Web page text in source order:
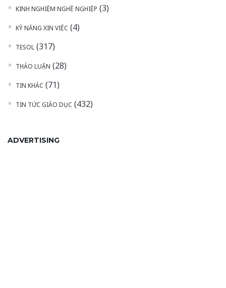
KINH NGHIỆM NGHỀ NGHIỆP (3)
KỸ NĂNG XIN VIỆC (4)
TESOL (317)
THẢO LUẬN (28)
TIN KHÁC (71)
TIN TỨC GIÁO DỤC (432)
ADVERTISING